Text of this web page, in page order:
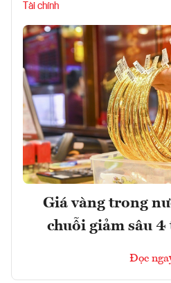
Tài chính
Giá vàng trong
chuỗi giảm sâu
Đọc